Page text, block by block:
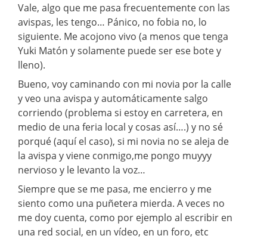
Vale, algo que me pasa frecuentemente con las
avispas, les tengo… Pánico, no fobia no, lo
siguiente. Me acojono vivo (a menos que tenga
Yuki Matón y solamente puede ser ese bote y
lleno).
Bueno, voy caminando con mi novia por la calle
y veo una avispa y automáticamente salgo
corriendo (problema si estoy en carretera, en
medio de una feria local y cosas así….) y no sé
porqué (aquí el caso), si mi novia no se aleja de
la avispa y viene conmigo,me pongo muyyy
nervioso y le levanto la voz…
Siempre que se me pasa, me encierro y me
siento como una puñetera mierda. A veces no
me doy cuenta, como por ejemplo al escribir en
una red social, en un vídeo, en un foro, etc